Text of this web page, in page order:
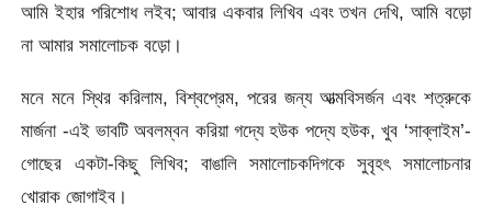
আমি ইহার পরিশােধ লইব; আবার একবার লিখিব এবং তখন দেখি, আমি বড়ো
না আমার সমালােচক বড়ো।
মনে মনে স্থির করিলাম, বিশ্বপ্রেম, পরের জন্য আত্মবিসর্জন এবং শত্রুকে
মার্জনা -এই ভাবটি অবলম্বন করিয়া গদ্যে হউক পদ্যে হউক, খুব ‘সাব্লাইম’-
গােছের একটা-কিছু লিখিব; বাঙালি সমালােচকদিগকে সুবৃহৎ সমালােচনার
খােরাক জোগাইব।